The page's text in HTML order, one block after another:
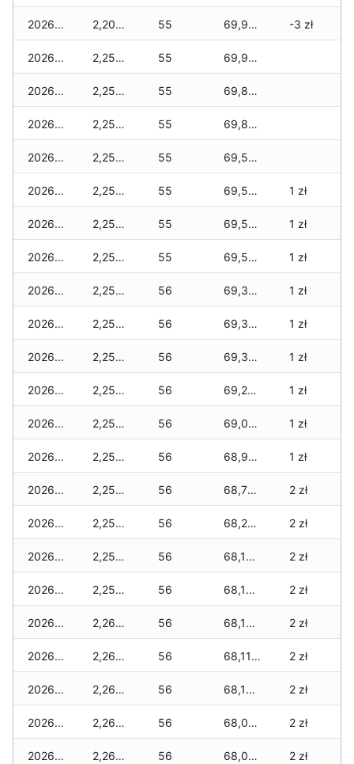
2026-07-29 2,200 zł 55 69,910 zł -3 zł
2026-07-28 2,250 zł 55 69,910 zł
2026-07-27 2,250 zł 55 69,860 zł
2026-07-26 2,250 zł 55 69,800 zł
2026-07-24 2,250 zł 55 69,590 zł
2026-07-23 2,250 zł 55 69,560 zł 1 zł
2026-07-22 2,250 zł 55 69,560 zł 1 zł
2026-07-21 2,250 zł 55 69,560 zł 1 zł
2026-07-20 2,250 zł 56 69,350 zł 1 zł
2026-07-18 2,250 zł 56 69,310 zł 1 zł
2026-07-17 2,250 zł 56 69,310 zł 1 zł
2026-07-16 2,250 zł 56 69,260 zł 1 zł
2026-07-15 2,250 zł 56 69,040 zł 1 zł
2026-07-14 2,250 zł 56 68,910 zł 1 zł
2026-07-13 2,250 zł 56 68,710 zł 2 zł
2026-07-12 2,250 zł 56 68,210 zł 2 zł
2026-07-11 2,250 zł 56 68,190 zł 2 zł
2026-07-10 2,250 zł 56 68,190 zł 2 zł
2026-07-09 2,260 zł 56 68,170 zł 2 zł
2026-07-08 2,260 zł 56 68,110 zł 2 zł
2026-07-07 2,260 zł 56 68,100 zł 2 zł
2026-07-06 2,260 zł 56 68,020 zł 2 zł
2026-07-05 2,260 zł 56 68,020 zł 2 zł